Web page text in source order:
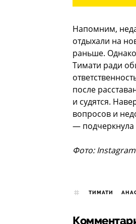
Напомним,
отдыхали на
раньше.
Тимати ради
после
и судятся.
вопросов и
— подчеркнула
Фото:
ТИМАТИ